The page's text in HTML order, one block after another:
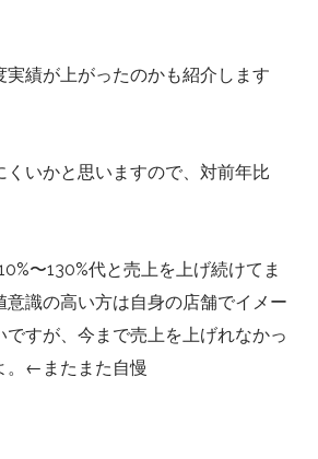
実績が上がったのかも紹介します
くいかと思いますので、対前年比
〜130%代と売上を上げ続けてま
意識の高い方は自身の店舗でイメー
ですが、今まで売上を上げれなかっ
。←またまた自慢